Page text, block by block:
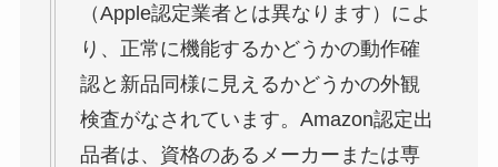
（Apple認定業者とは異なります）によ
り、正常に機能するかどうかの動作確
認と新品同様に見えるかどうかの外観
検査がなされています。Amazon認定出
品者は、資格のあるメーカーまたは専